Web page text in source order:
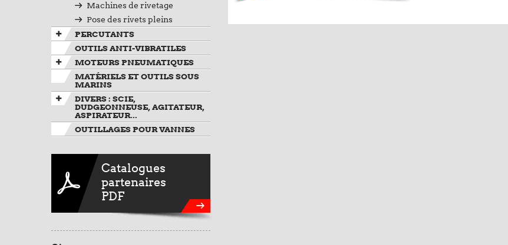
Machines de rivetage
Pose des rivets pleins
PERCUTANTS
OUTILS ANTI-VIBRATILES
MOTEURS PNEUMATIQUES
MATÉRIELS ET OUTILS SOUS
MARINS
DIVERS : SCIE,
DUDGEONNEUSE, AGITATEUR,
ASPIRATEUR...
OUTILLAGES POUR VANNES
Catalogues
partenaires
PDF